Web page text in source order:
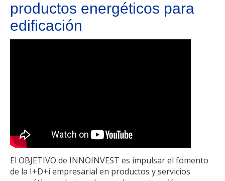
productos energéticos para
edificación
El OBJETIVO de INNOINVEST es impulsar el fomento
de la I+D+i empresarial en productos y servicios